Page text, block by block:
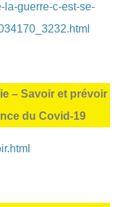
la-guerre-c-est-se-
– Savoir et prévoir
du Covid-19